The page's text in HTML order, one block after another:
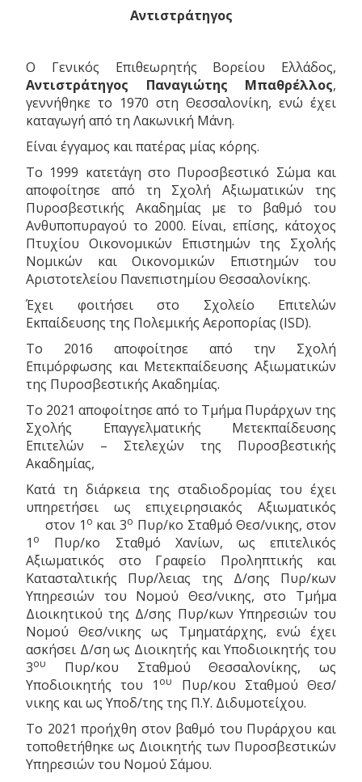
Αντιστράτηγος
Ο Γενικός Επιθεωρητής Βορείου Ελλάδος,
Αντιστράτηγος Παναγιώτης Μπαθρέλλος,
γεννήθηκε το 1970 στη Θεσσαλονίκη, ενώ έχει
καταγωγή από τη Λακωνική Μάνη.
Είναι έγγαμος και πατέρας μίας κόρης.
Το 1999 κατετάγη στο Πυροσβεστικό Σώμα και
αποφοίτησε από τη Σχολή Αξιωματικών της
Πυροσβεστικής Ακαδημίας με το βαθμό του
Ανθυποπυραγού το 2000. Είναι, επίσης, κάτοχος
Πτυχίου Οικονομικών Επιστημών της Σχολής
Νομικών και Οικονομικών Επιστημών του
Αριστοτελείου Πανεπιστημίου Θεσσαλονίκης.
Έχει φοιτήσει στο Σχολείο Επιτελών
Εκπαίδευσης της Πολεμικής Αεροπορίας (ISD).
Το 2016 αποφοίτησε από την Σχολή
Επιμόρφωσης και Μετεκπαίδευσης Αξιωματικών
της Πυροσβεστικής Ακαδημίας.
Το 2021 αποφοίτησε από το Τμήμα Πυράρχων της
Σχολής Επαγγελματικής Μετεκπαίδευσης
Επιτελών – Στελεχών της Πυροσβεστικής
Ακαδημίας,
Κατά τη διάρκεια της σταδιοδρομίας του έχει
υπηρετήσει ως επιχειρησιακός Αξιωματικός
στον 1 ο και 3ο Πυρ/κο Σταθμό Θεσ/νικης, στον
1 ο
Πυρ/κο Σταθμό Χανίων, ως επιτελικός
Αξιωματικός στο Γραφείο Προληπτικής και
Κατασταλτικής Πυρ/λειας της Δ/σης Πυρ/κων
Υπηρεσιών του Νομού Θεσ/νικης, στο Τμήμα
Διοικητικού της Δ/σης Πυρ/κων Υπηρεσιών του
Νομού Θεσ/νικης ως Τμηματάρχης, ενώ έχει
ασκήσει Δ/ση ως Διοικητής και Υποδιοικητής του
3ου
Πυρ/κου Σταθμού Θεσσαλονίκης, ως
Υποδιοικητής του 1 ου
Πυρ/κου Σταθμού Θεσ/
νικης και ως Υποδ/της της Π.Υ. Διδυμοτείχου.
Το 2021 προήχθη στον βαθμό του Πυράρχου και
τοποθετήθηκε ως Διοικητής των Πυροσβεστικών
Υπηρεσιών του Νομού Σάμου.